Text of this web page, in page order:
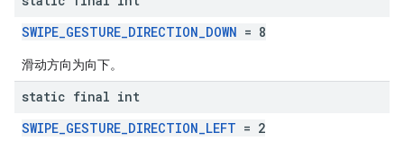
SWIPE_GESTURE_DIRECTION_DOWN = 8
滑动方向为向下。
static final int
SWIPE_GESTURE_DIRECTION_LEFT = 2